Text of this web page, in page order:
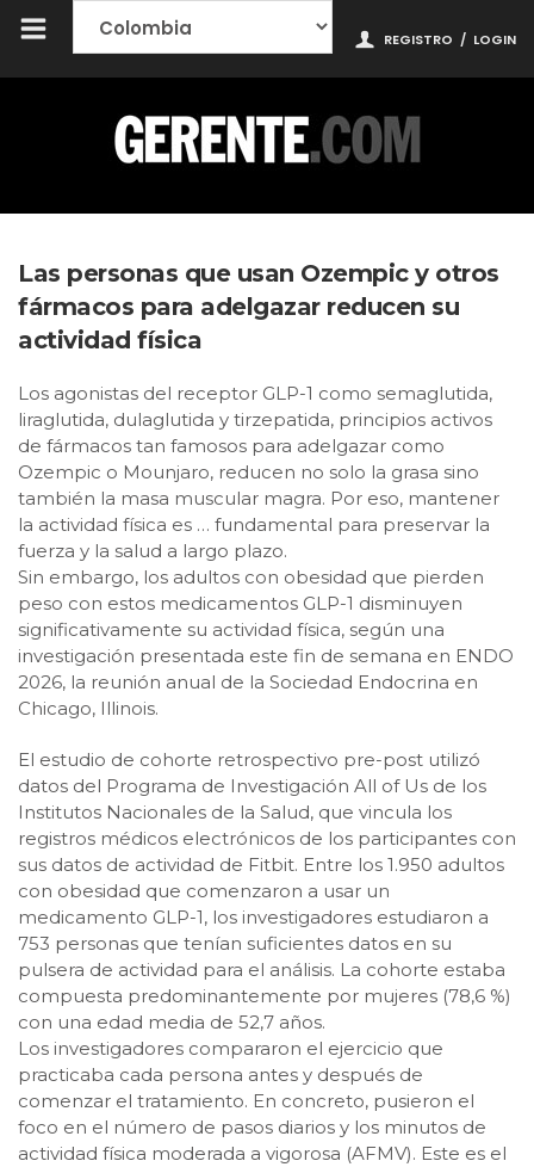
REGISTRO / LOGIN
Las personas que usan Ozempic y otros
fármacos para adelgazar reducen su
actividad física
Los agonistas del receptor GLP-1 como semaglutida,
liraglutida, dulaglutida y tirzepatida, principios activos
de fármacos tan famosos para adelgazar como
Ozempic o Mounjaro, reducen no solo la grasa sino
también la masa muscular magra. Por eso, mantener
la actividad física es … fundamental para preservar la
fuerza y la salud a largo plazo.
Sin embargo, los adultos con obesidad que pierden
peso con estos medicamentos GLP-1 disminuyen
significativamente su actividad física, según una
investigación presentada este fin de semana en ENDO
2026, la reunión anual de la Sociedad Endocrina en
Chicago, Illinois.
El estudio de cohorte retrospectivo pre-post utilizó
datos del Programa de Investigación All of Us de los
Institutos Nacionales de la Salud, que vincula los
registros médicos electrónicos de los participantes con
sus datos de actividad de Fitbit. Entre los 1.950 adultos
con obesidad que comenzaron a usar un
medicamento GLP-1, los investigadores estudiaron a
753 personas que tenían suficientes datos en su
pulsera de actividad para el análisis. La cohorte estaba
compuesta predominantemente por mujeres (78,6 %)
con una edad media de 52,7 años.
Los investigadores compararon el ejercicio que
practicaba cada persona antes y después de
comenzar el tratamiento. En concreto, pusieron el
foco en el número de pasos diarios y los minutos de
actividad física moderada a vigorosa (AFMV). Este es el